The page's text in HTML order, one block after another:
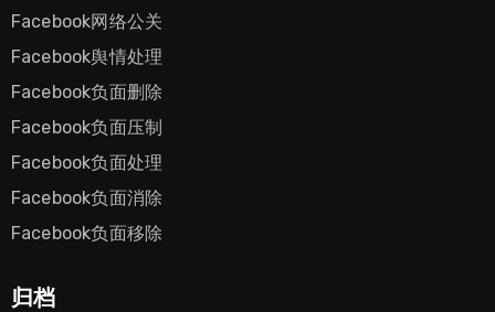
Facebook网络公关
Facebook舆情处理
Facebook负面删除
Facebook负面压制
Facebook负面处理
Facebook负面消除
Facebook负面移除
归档